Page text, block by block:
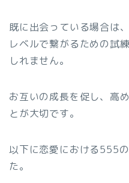
既に出会っている場合は
レベルで繋がるための試
しれません。
お互いの成長を促し、高
とが大切です。
以下に恋愛における555
た。